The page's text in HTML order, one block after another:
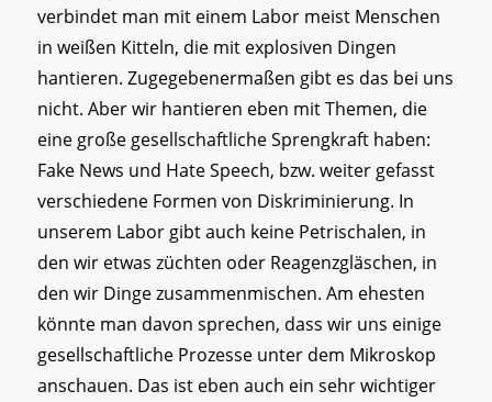
verbindet man mit einem Labor meist Menschen
in weißen Kitteln, die mit explosiven Dingen
hantieren. Zugegebenermaßen gibt es das bei uns
nicht. Aber wir hantieren eben mit Themen, die
eine große gesellschaftliche Sprengkraft haben:
Fake News und Hate Speech, bzw. weiter gefasst
verschiedene Formen von Diskriminierung. In
unserem Labor gibt auch keine Petrischalen, in
den wir etwas züchten oder Reagenzgläschen, in
den wir Dinge zusammenmischen. Am ehesten
könnte man davon sprechen, dass wir uns einige
gesellschaftliche Prozesse unter dem Mikroskop
anschauen. Das ist eben auch ein sehr wichtiger